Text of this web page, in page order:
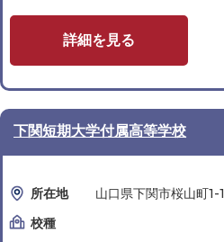
詳細を見る
下関短期大学付属高等学校
所在地
山口県下関市桜山町1-1
校種